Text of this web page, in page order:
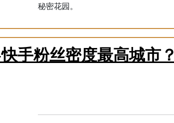
秘密花园。
手粉丝密度最高城市？